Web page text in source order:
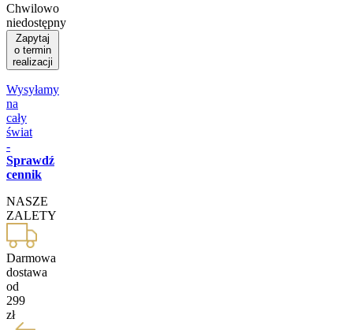
Chwilowo
niedostępny
Zapytaj
o termin
realizacji
Wysyłamy
na
cały
świat
-
Sprawdź
cennik
NASZE
ZALETY
Darmowa
dostawa
od
299
zł